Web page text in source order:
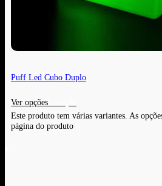
Puff Led Cubo Duplo
Ver opções
Este produto tem várias variantes. As
página do produto